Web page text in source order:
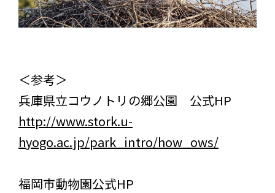
＜参考＞
兵庫県立コウノトリの郷公園 公式HP
http://www.stork.u-
hyogo.ac.jp/park_intro/how_ows/
福岡市動物園公式HP